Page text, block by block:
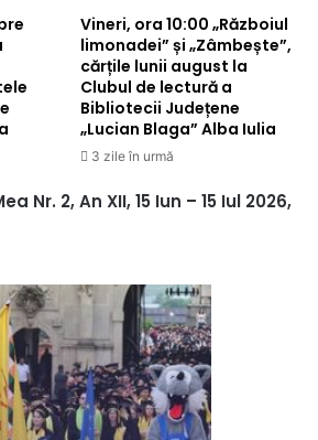
Vineri, ora 10:00 „Războiul
limonadei” și „Zâmbește”,
cărțile lunii august la
Clubul de lectură a
Bibliotecii Județene
„Lucian Blaga” Alba Iulia
3 zile în urmă
Nr. 2, An XII, 15 Iun – 15 Iul 2026,